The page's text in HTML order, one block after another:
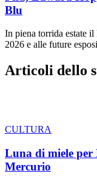
Blu
In piena torrida estate
2026 e alle future
Articoli dello
CULTURA
Luna di miele per
Mercurio